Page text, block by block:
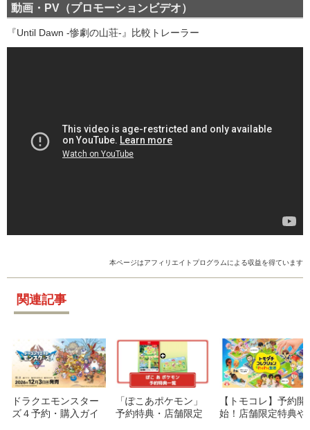
動画・PV（プロモーションビデオ）
『Until Dawn -惨劇の山荘-』比較トレーラー
本ページはアフィリエイトプログラムによる収益を得ています
関連記事
ドラクエモンスター
ズ４予約・購入ガイ
「ぽこあポケモン」
予約特典・店舗限定
【トモコレ】予約開
始！店舗限定特典や